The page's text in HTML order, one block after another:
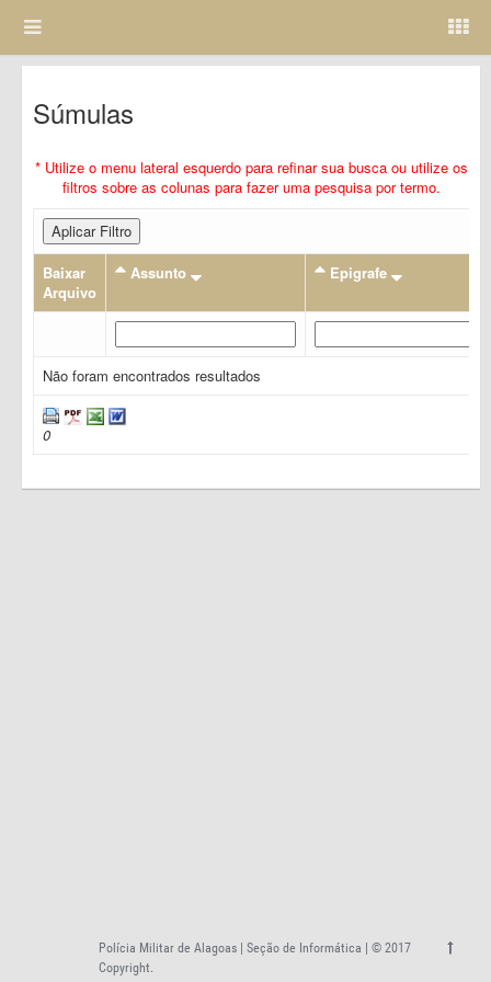
Súmulas
* Utilize o menu lateral esquerdo para refinar sua busca ou utilize os
filtros sobre as colunas para fazer uma pesquisa por termo.
Aplicar Filtro
Baixar
Arquivo
Assunto Epigrafe
Não foram encontrados resultados
0
Polícia Militar de Alagoas | Seção de Informática | © 2017
Copyright.